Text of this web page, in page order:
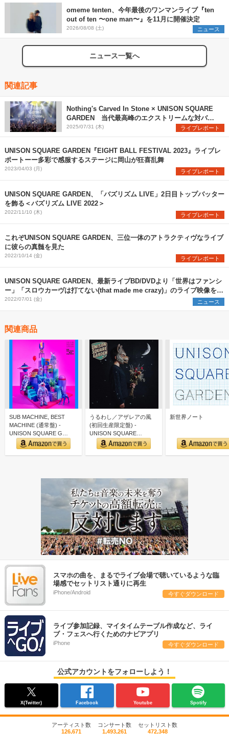
omeme tenten、今年最後のワンマンライブ『ten
out of ten 〜one man〜』を11月に開催決定
2026/08/08 (土) ニュース
ニュース一覧へ
関連記事
Nothing's Carved In Stone × UNISON SQUARE
GARDEN 当代最高峰のエクストリームな対バン
を観た
2025/07/31 (木) ライブレポート
UNISON SQUARE GARDEN『EIGHT BALL FESTIVAL 2023』ライブレ
ポートーー多彩で感服するステージに岡山が狂喜乱舞
2023/04/03 (月) ライブレポート
UNISON SQUARE GARDEN、「バズリズム LIVE」2日目トップバッター
を飾る＜バズリズム LIVE 2022＞
2022/11/10 (木) ライブレポート
これぞUNISON SQUARE GARDEN、三位一体のアトラクティヴなライブ
に彼らの真髄を見た
2022/10/14 (金) ライブレポート
UNISON SQUARE GARDEN、最新ライブBD/DVDより「世界はファンシ
ー」「スロウカーヴは打てない(that made me crazy)」のライブ映像を公
開
2022/07/01 (金) ニュース
関連商品
SUB MACHINE, BEST
MACHINE (通常盤) -
UNISON SQUARE G…
うるわし／アザレアの風
(初回生産限定盤) -
UNISON SQUARE
GARDEN (特典な…
新世界ノート
スマホの曲を、まるでライブ会場で聴いているような臨
場感でセットリスト通りに再生
iPhone/Android 今すぐダウンロード
ライブ参加記録、マイタイムテーブル作成など、ライ
ブ・フェスへ行くためのナビアプリ
iPhone 今すぐダウンロード
公式アカウントをフォローしよう！
X(Twitter) Facebook Youtube Spotify
アーティスト数
126,671
コンサート数
1,493,261
セットリスト数
472,348